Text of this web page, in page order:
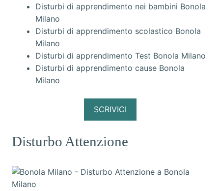
Disturbi di apprendimento nei bambini Bonola
Milano
Disturbi di apprendimento scolastico Bonola
Milano
Disturbi di apprendimento Test Bonola Milano
Disturbi di apprendimento cause Bonola
Milano
SCRIVICI
Disturbo Attenzione